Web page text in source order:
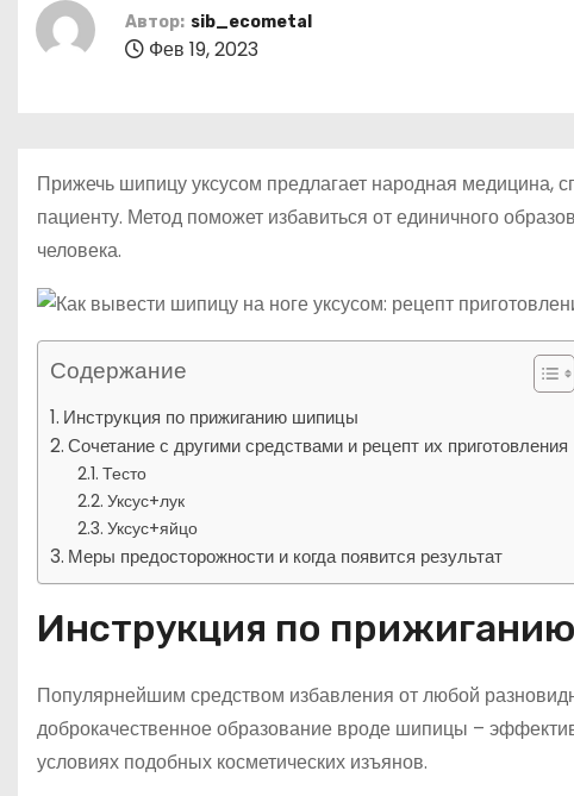
Автор: sib_ecometal
Фев 19, 2023
Прижечь шипицу уксусом предлагает народная медицина,
пациенту. Метод поможет избавиться от единичного
человека.
Содержание
Инструкция по прижиганию шипицы
Сочетание с другими средствами и рецепт их приготовления
Тесто
Уксус+лук
Уксус+яйцо
Меры предосторожности и когда появится результат
Инструкция по
Популярнейшим средством избавления от любой
доброкачественное образование вроде шипицы –
условиях подобных косметических изъянов.